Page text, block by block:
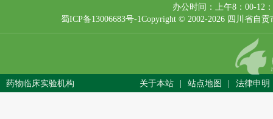
办公时间：上午8：00-12
蜀ICP备13006683号-1Copyright © 2002-2026 四川省自
药物临床实验机构 关于本站 站点地图 法律申明